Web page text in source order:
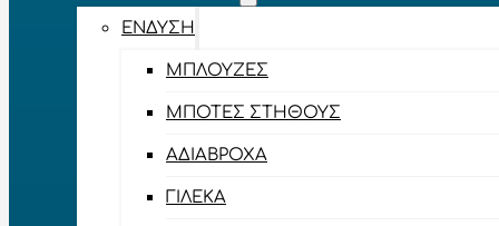
ΈΝΔΥΣΗ
ΜΠΛΟΎΖΕΣ
ΜΠΌΤΕΣ ΣΤΉΘΟΥΣ
ΑΔΙΆΒΡΟΧΑ
ΓΙΛΈΚΑ